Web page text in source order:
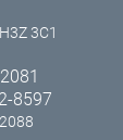
3C1
8597